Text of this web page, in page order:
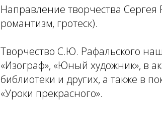
Направление творчества Сергея
романтизм, гротеск).
Творчество С.Ю. Рафальского
«Изограф», «Юный художник», в
библиотеки и других, а также в
«Уроки прекрасного».